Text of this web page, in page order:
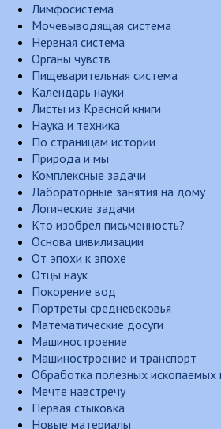
Лимфосистема
Мочевыводящая система
Нервная система
Органы чувств
Пищеварительная система
Календарь науки
Листы из Красной книги
Наука и техника
По страницам истории
Природа и мы
Комплексные задачи
Лабораторные занятия на дому
Логические задачи
Кто изобрел письменность?
Основа цивилизации
От эпохи к эпохе
Отцы наук
Покорение вод
Портреты средневековья
Математические досуги
Машиностроение
Машиностроение и транспорт
Обработка полезных ископаемых
Мечте навстречу
Первая стыковка
Новые материалы